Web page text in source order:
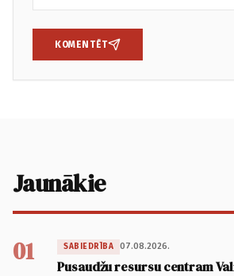
KOMENTĒT
Jaunākie
01 SABIEDRĪBA 07.08.2026.
Pusaudžu resursu centram